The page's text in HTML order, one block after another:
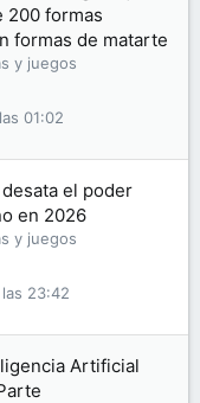
200 formas
formas de matarte
y juegos
01:02
el poder
en 2026
y juegos
23:42
Artificial